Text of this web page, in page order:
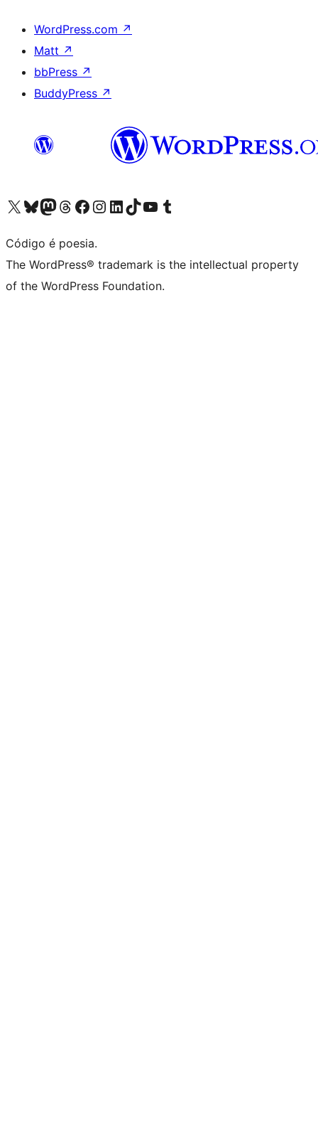
WordPress.com ↗
Matt ↗
bbPress ↗
BuddyPress ↗
Visite a nossa conta X (antigo Twitter)
Visit our Bluesky account
Visit our Mastodon account
Visit our Threads account
Visite a nossa página do Facebook
Visite a nossa conta no Instagram
Visite a nossa conta no LinkedIn
Visit our TikTok account
Visit our YouTube channel
Visit our Tumblr account
Código é poesia.
The WordPress® trademark is the intellectual property
of the WordPress Foundation.